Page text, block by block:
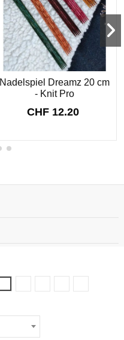
Nadelspiel Dreamz 20 cm
- Knit Pro
CHF 12.20